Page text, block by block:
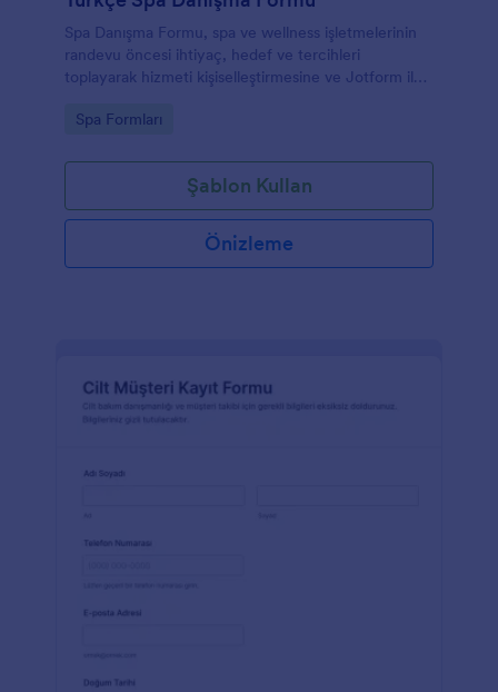
Spa Danışma Formu, spa ve wellness işletmelerinin
randevu öncesi ihtiyaç, hedef ve tercihleri
toplayarak hizmeti kişiselleştirmesine ve Jotform ile
Go to Category:
Spa Formları
Şablon Kullan
Önizleme